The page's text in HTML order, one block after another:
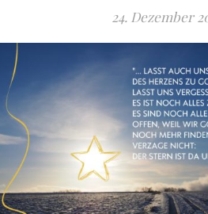
24. Dezember